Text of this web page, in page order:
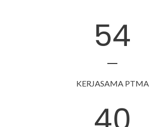
54
KERJASAMA PTMA